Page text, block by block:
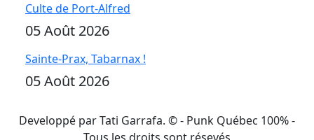
Culte de Port-Alfred
05 Août 2026
Sainte-Prax, Tabarnax !
05 Août 2026
Developpé par Tati Garrafa. ©- Punk Québec 100% -